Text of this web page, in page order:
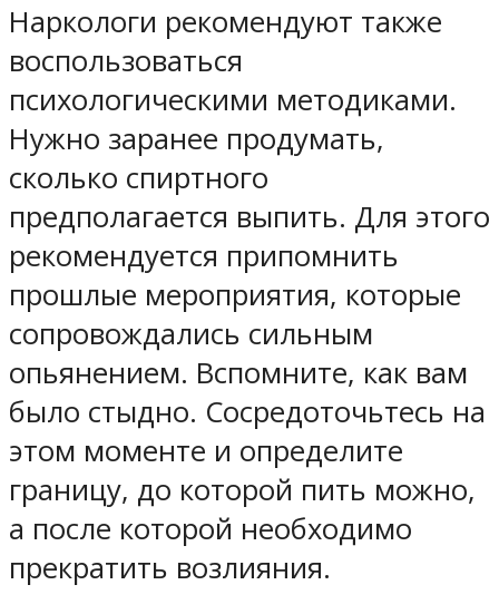
Наркологи рекомендуют также
воспользоваться
психологическими методиками.
Нужно заранее продумать,
сколько спиртного
предполагается выпить. Для этого
рекомендуется припомнить
прошлые мероприятия, которые
сопровождались сильным
опьянением. Вспомните, как вам
было стыдно. Сосредоточьтесь на
этом моменте и определите
границу, до которой пить можно,
а после которой необходимо
прекратить возлияния.